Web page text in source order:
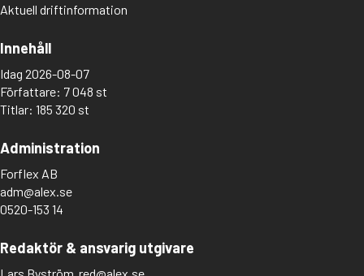
Aktuell driftinformation
Innehåll
Idag 2026-08-07
Författare: 7 048 st
Titlar: 185 320 st
Administration
Forflex AB
adm@alex.se
0520-153 14
Redaktör & ansvarig utgivare